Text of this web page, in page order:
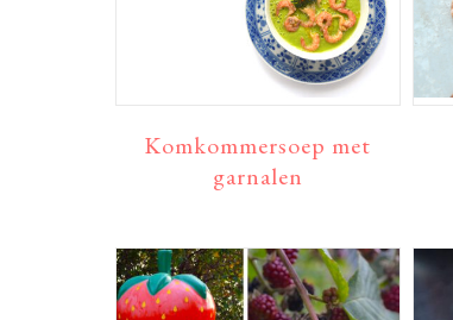
Komkommersoep met
garnalen